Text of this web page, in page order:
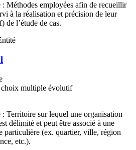
Méthodes employées afin de recueillir
à la réalisation et précision de leur
de l’étude de cas.
choix multiple évolutif
Territoire sur lequel une organisation
délimité et peut être associé à une
particulière (ex. quartier, ville, région
etc.).